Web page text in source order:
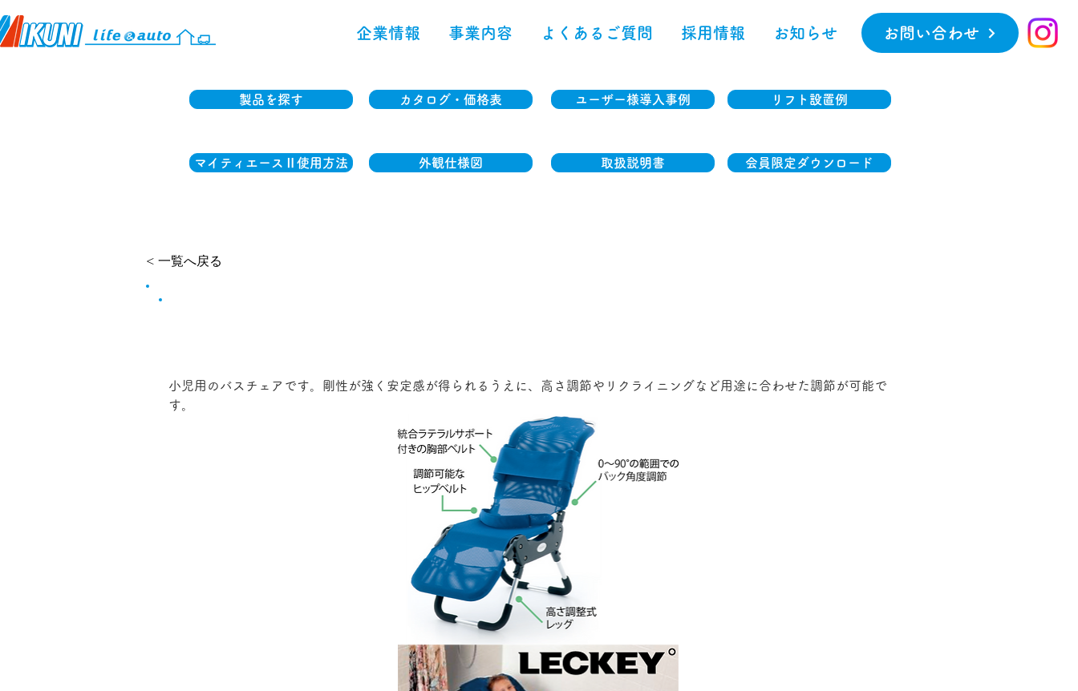
企業情報 事業内容 よくあるご質問 採用情報 お知らせ お問い合わせ
製品を探す カタログ・価格表 ユーザー様導入事例 リフト設置例
マイティエースⅡ使用方法 外観仕様図 取扱説明書 会員限定ダウンロード
< 一覧へ戻る
小児用のバスチェアです。剛性が強く安定感が得られるうえに、高さ調節やリクライニングなど用途に合わせた調節が可能で
す。